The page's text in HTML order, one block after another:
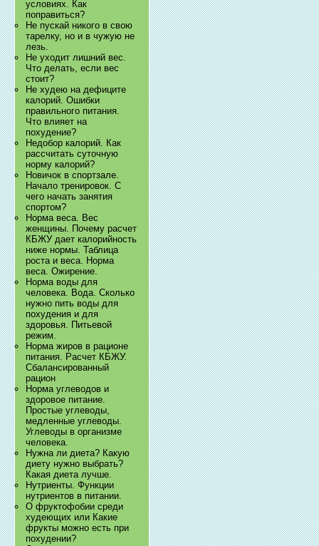
условиях. Как
поправиться?
Не пускай никого в свою
тарелку, но и в чужую не
лезь.
Не уходит лишний вес.
Что делать, если вес
стоит?
Не худею на дефиците
калорий. Ошибки
правильного питания.
Что влияет на
похудение?
Недобор калорий. Как
рассчитать суточную
норму калорий?
Новичок в спортзале.
Начало тренировок. С
чего начать занятия
спортом?
Норма веса. Вес
женщины. Почему расчет
КБЖУ дает калорийность
ниже нормы. Таблица
роста и веса. Норма
веса. Ожирение.
Норма воды для
человека. Вода. Сколько
нужно пить воды для
похудения и для
здоровья. Питьевой
режим.
Норма жиров в рационе
питания. Расчет КБЖУ.
Сбалансированный
рацион
Норма углеводов и
здоровое питание.
Простые углеводы,
медленные углеводы.
Углеводы в организме
человека.
Нужна ли диета? Какую
диету нужно выбрать?
Какая диета лучше.
Нутриенты. Функции
нутриентов в питании.
О фруктофобии среди
худеющих или Какие
фрукты можно есть при
похудении?